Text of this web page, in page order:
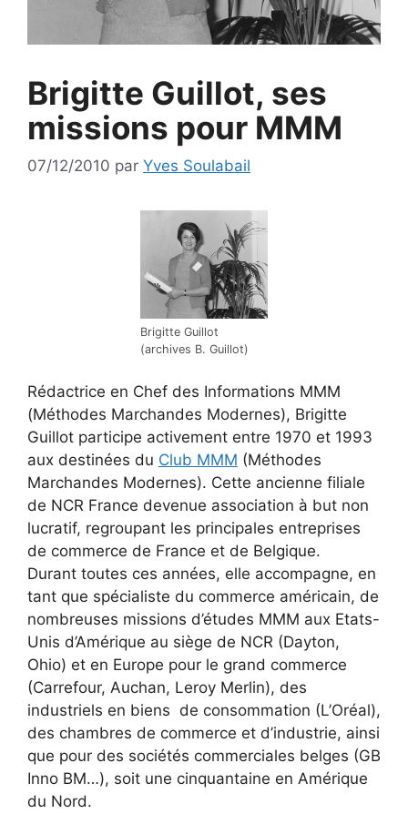
Brigitte Guillot, ses
missions pour MMM
07/12/2010 par Yves Soulabail
Brigitte Guillot
(archives B. Guillot)
Rédactrice en Chef des Informations MMM
(Méthodes Marchandes Modernes), Brigitte
Guillot participe activement entre 1970 et 1993
aux destinées du Club MMM (Méthodes
Marchandes Modernes). Cette ancienne filiale
de NCR France devenue association à but non
lucratif, regroupant les principales entreprises
de commerce de France et de Belgique.
Durant toutes ces années, elle accompagne, en
tant que spécialiste du commerce américain, de
nombreuses missions d’études MMM aux Etats-
Unis d’Amérique au siège de NCR (Dayton,
Ohio) et en Europe pour le grand commerce
(Carrefour, Auchan, Leroy Merlin), des
industriels en biens de consommation (L’Oréal),
des chambres de commerce et d’industrie, ainsi
que pour des sociétés commerciales belges (GB
Inno BM…), soit une cinquantaine en Amérique
du Nord.